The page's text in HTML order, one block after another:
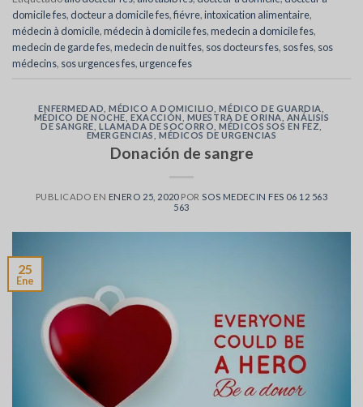
domicile fes, docteur a domicile fes,fiévre,intoxication alimentaire,
médecin à domicile,médecin à domicile fes,medecin a domicile fes,
medecin de garde fes,medecin de nuit fes, sos docteurs fes, sos fes, sos
médecins, sos urgences fes,urgence fes
ENFERMEDAD ,MÉDICO A DOMICILIO ,MÉDICO DE GUARDIA
MÉDICO DE NOCHE ,EXACCIÓN MUESTRA DE ORINA ANÁLISIS
DE SANGRE ,LLAMADA DE SOCORRO ,MÉDICOS SOS EN FEZ
EMERGENCIAS
,MÉDICOS DE URGENCIAS
Donación de sangre
PUBLICADO EN ENERO 25, 2020POR SOS MEDECIN FES 06 12 563
563
25
Ene